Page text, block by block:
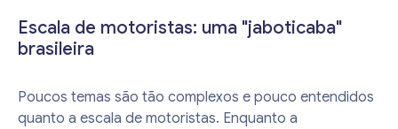
Escala de motoristas: uma "jaboticaba"
brasileira
Poucos temas são tão complexos e pouco entendidos
quanto a escala de motoristas. Enquanto a